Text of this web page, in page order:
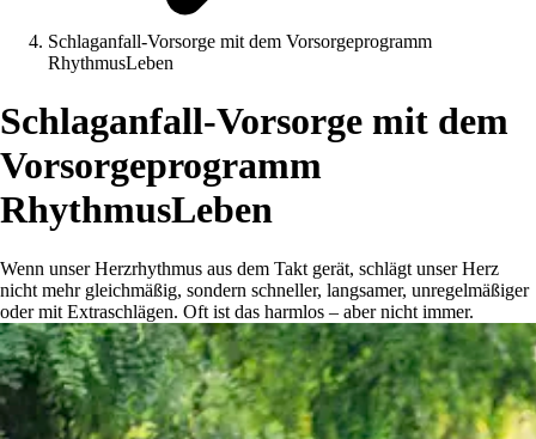
Schlaganfall-Vorsorge mit dem Vorsorgeprogramm
RhythmusLeben
Schlaganfall-Vorsorge mit dem
Vorsorgeprogramm
RhythmusLeben
Wenn unser Herzrhythmus aus dem Takt gerät, schlägt unser Herz
nicht mehr gleichmäßig, sondern schneller, langsamer, unregelmäßiger
oder mit Extraschlägen. Oft ist das harmlos – aber nicht immer.